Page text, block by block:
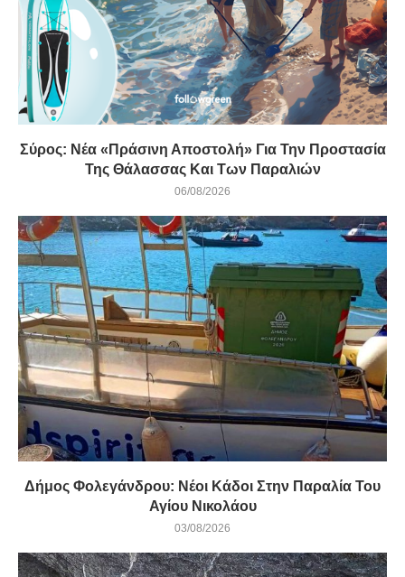
Σύρος: Νέα «Πράσινη Αποστολή» Για Την Προστασία
Της Θάλασσας Και Των Παραλιών
06/08/2026
Δήμος Φολεγάνδρου: Νέοι Κάδοι Στην Παραλία Του
Αγίου Νικολάου
03/08/2026